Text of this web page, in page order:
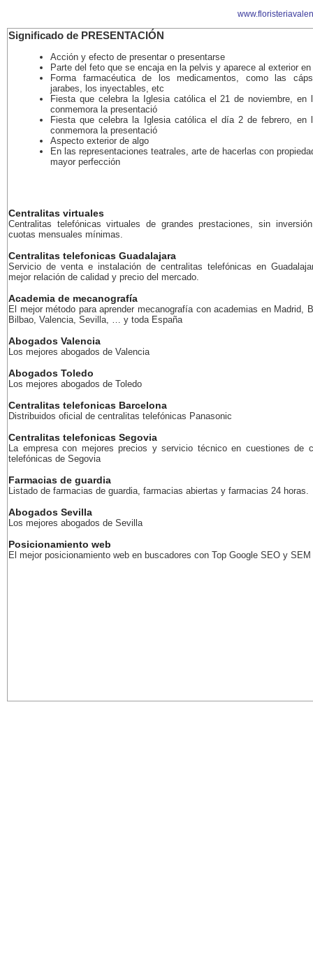
Significado de PRESENTACIÓN
Acción y efecto de presentar o presentarse
Parte del feto que se encaja en la pelvis y aparece al exterior
Forma farmacéutica de los medicamentos, como las
jarabes, los inyectables, etc
Fiesta que celebra la Iglesia católica el 21 de noviembre, en
conmemora la presentació
Fiesta que celebra la Iglesia católica el día 2 de febrero, en
conmemora la presentació
Aspecto exterior de algo
En las representaciones teatrales, arte de hacerlas con
mayor perfección
Centralitas virtuales
Centralitas telefónicas virtuales de grandes prestaciones, sin
cuotas mensuales mínimas.
Centralitas telefonicas Guadalajara
Servicio de venta e instalación de centralitas telefónicas en
mejor relación de calidad y precio del mercado.
Academia de mecanografía
El mejor método para aprender mecanografía con academias en Madrid,
Bilbao, Valencia, Sevilla, … y toda España
Abogados Valencia
Los mejores abogados de Valencia
Abogados Toledo
Los mejores abogados de Toledo
Centralitas telefonicas Barcelona
Distribuidos oficial de centralitas telefónicas Panasonic
Centralitas telefonicas Segovia
La empresa con mejores precios y servicio técnico en cuestiones de
telefónicas de Segovia
Farmacias de guardia
Listado de farmacias de guardia, farmacias abiertas y farmacias 24 horas.
Abogados Sevilla
Los mejores abogados de Sevilla
Posicionamiento web
El mejor posicionamiento web en buscadores con Top Google SEO y SEM